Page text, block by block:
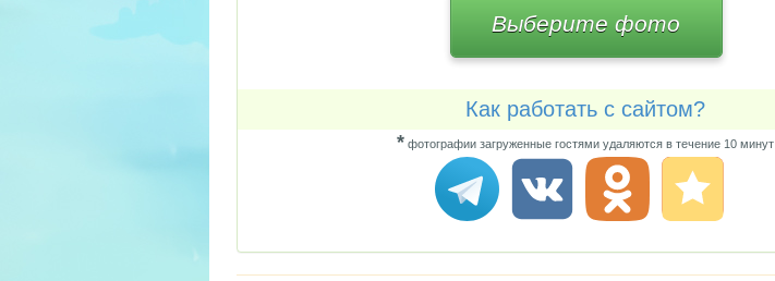
Выберите фото
Как работать с сайтом?
* фотографии загруженные гостями удаляются в течение 10 минут